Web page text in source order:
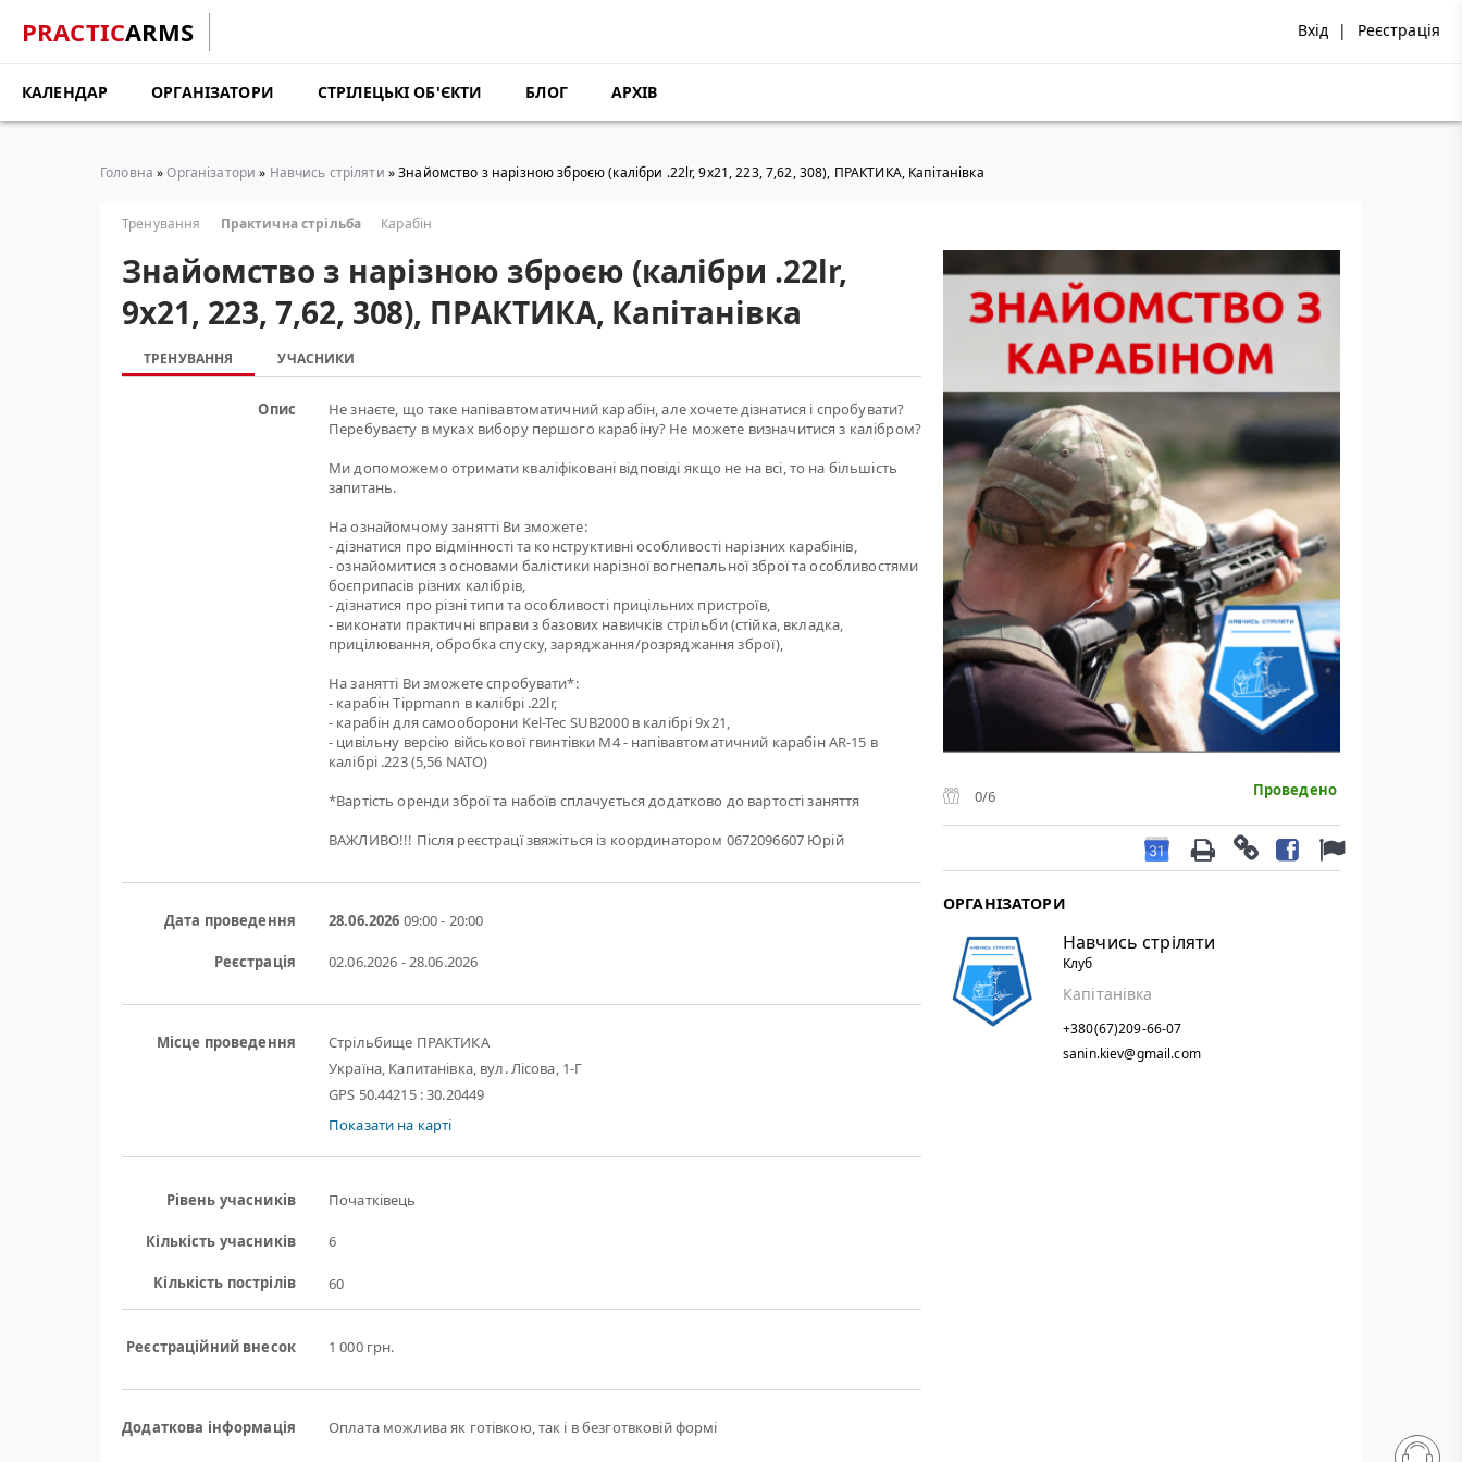
PRACTICARMS Вхід | Реєстрація
КАЛЕНДАР ОРГАНІЗАТОРИ СТРІЛЕЦЬКІ ОБ'ЄКТИ БЛОГ АРХІВ
Головна »Організатори » Навчись стріляти » Знайомство з нарізною зброєю (калібри .22lr, 9х21, 223, 7,62, 308), ПРАКТИКА, Капітанівка
Тренування Практична стрільба Карабін
Знайомство з нарізною зброєю (калібри .22lr,
9х21, 223, 7,62, 308), ПРАКТИКА, Капітанівка
ТРЕНУВАННЯ УЧАСНИКИ
Опис
Не знаєте, що таке напівавтоматичний карабін, але хочете дізнатися і спробувати?
Перебуваєту в муках вибору першого карабіну? Не можете визначитися з калібром?
Ми допоможемо отримати кваліфіковані відповіді якщо не на всі, то на більшість
запитань.
На ознайомчому занятті Ви зможете:
- дізнатися про відмінності та конструктивні особливості нарізних карабінів,
- ознайомитися з основами балістики нарізної вогнепальної зброї та особливостями
боєприпасів різних калібрів,
- дізнатися про різні типи та особливості прицільних пристроїв,
- виконати практичні вправи з базових навичків стрільби (стійка, вкладка,
прицілювання, обробка спуску, заряджання/розряджання зброї),
На занятті Ви зможете спробувати*:
- карабін Tippmann в калібрі .22lr,
- карабін для самооборони Kel-Tec SUB2000 в калібрі 9х21,
- цивільну версію військової гвинтівки M4 - напівавтоматичний карабін AR-15 в
калібрі .223 (5,56 NATO)
*Вартість оренди зброї та набоїв сплачується додатково до вартості заняття
ВАЖЛИВО!!! Після реєстрацї звяжіться із координатором 0672096607 Юрій
Дата проведення 28.06.2026 09:00 - 20:00
Реєстрація 02.06.2026 - 28.06.2026
Місце проведення
Стрільбище ПРАКТИКА
Україна, Капитанівка, вул. Лісова, 1-Г
GPS 50.44215 : 30.20449
Показати на карті
Рівень учасників Початківець
Кількість учасників 6
Кількість пострілів 60
Реєстраційний внесок 1 000 грн.
Додаткова інформація Оплата можлива як готівкою, так і в безготвковій формі
0/6 Проведено
ОРГАНІЗАТОРИ
Навчись стріляти
Клуб
Капітанівка
+380(67)209-66-07
sanin.kiev@gmail.com